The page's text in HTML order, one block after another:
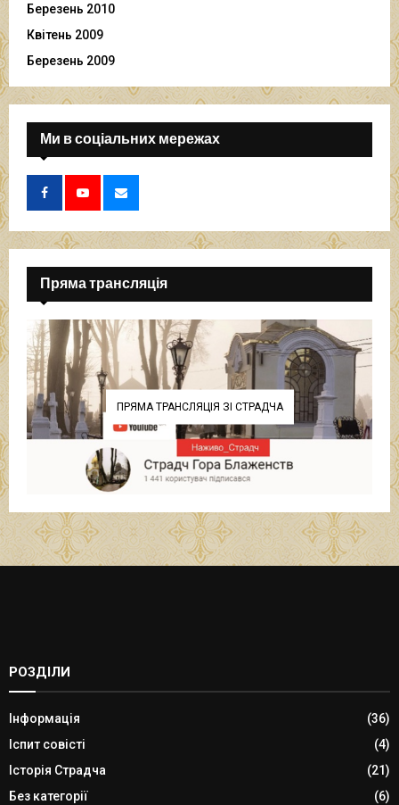
Березень 2010
Квітень 2009
Березень 2009
Ми в соціальних мережах
Пряма трансляція
ПРЯМА ТРАНСЛЯЦІЯ ЗІ СТРАДЧА
РОЗДІЛИ
Інформація
(36)
Іспит совісті
(4)
Історія Страдча
(21)
Без категорії
(6)